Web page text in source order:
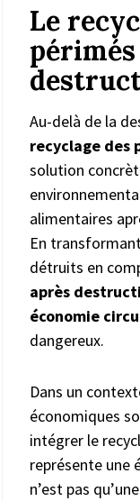
Le
Au-delà de la
recyclage des
solution
alimentaires
En
détruits en
après
économie
dangereux.
Dans un
économiques
intégrer le
représente une
n’est pas